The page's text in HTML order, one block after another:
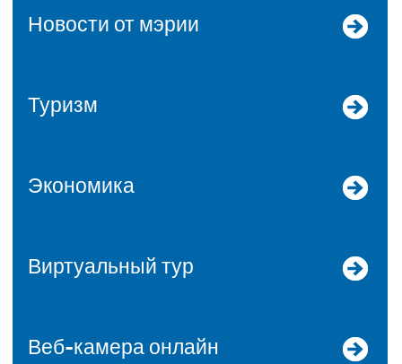
Новости от мэрии
Туризм
Экономика
Виртуальный тур
Веб-камера онлайн